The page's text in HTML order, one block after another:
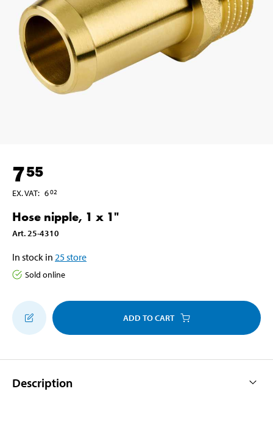
755
EX. VAT: 602
Hose nipple, 1 x 1"
Art. 25-4310
In stock in 25store
Sold online
ADD TO CART
Description